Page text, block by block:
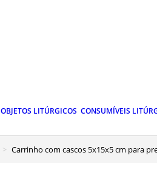
OBJETOS LITÚRGICOS CONSUMÍVEIS
Carrinho com cascos 5x15x5 cm para